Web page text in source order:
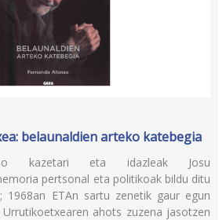
belaunaldien arteko katebegia
kazetari eta idazleak Josu
pertsonal eta politikoak bildu ditu
1968an ETAn sartu zenetik gaur egun
ahots zuzena jasotzen